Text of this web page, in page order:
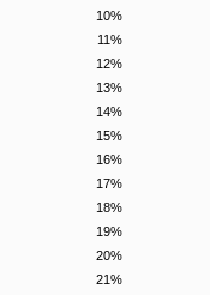
10%
11%
12%
13%
14%
15%
16%
17%
18%
19%
20%
21%